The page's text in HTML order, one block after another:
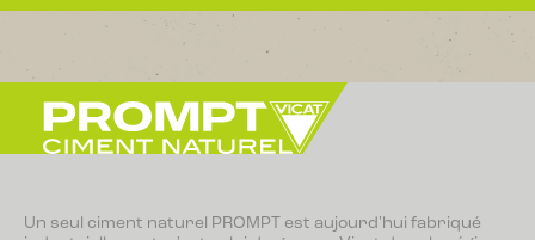
Un seul ciment naturel PROMPT est aujourd'hui fabriqué